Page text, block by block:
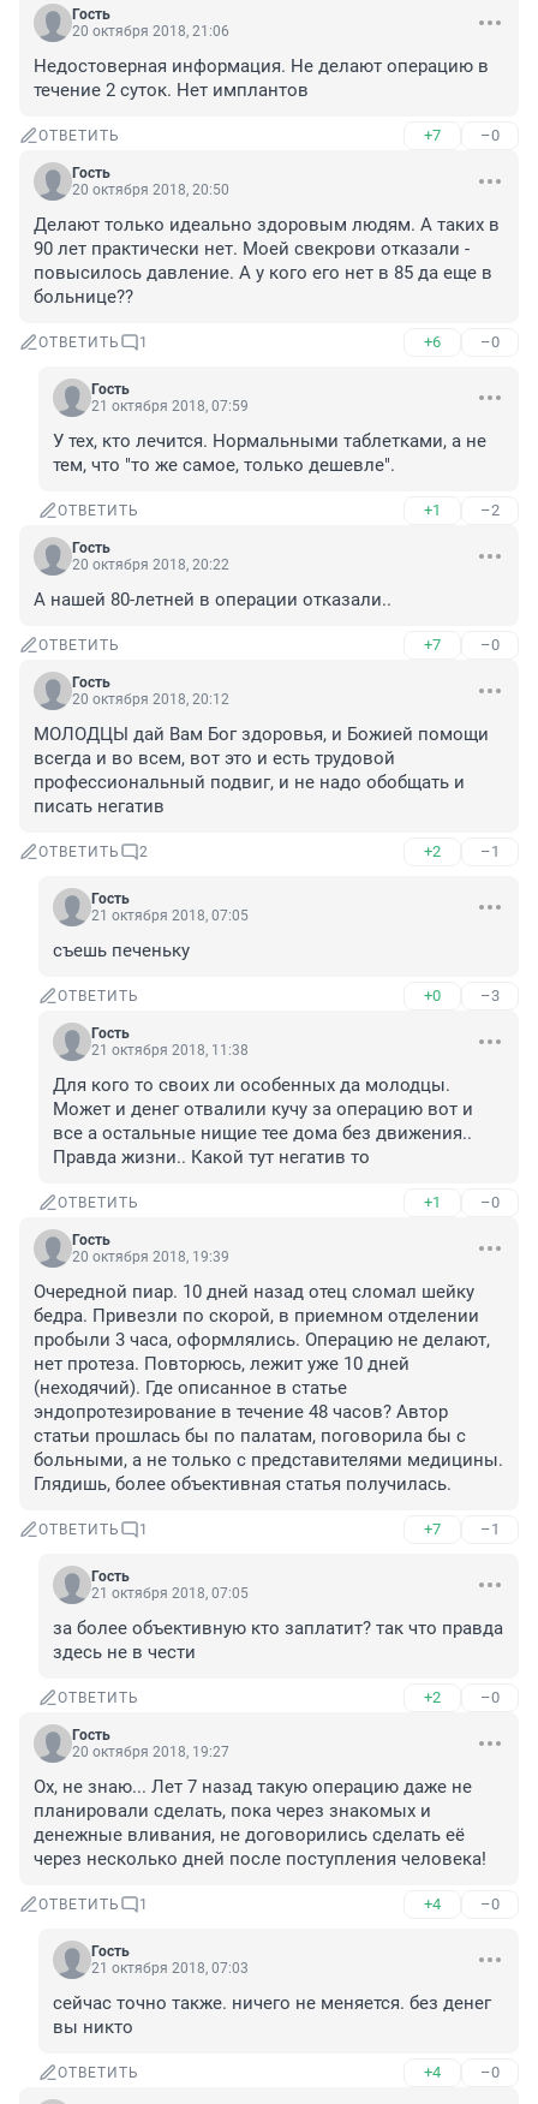
Гость
20 октября 2018, 21:06
Недостоверная информация. Не делают операцию в
течение 2 суток. Нет имплантов
ОТВЕТИТЬ +7 –0
Гость
20 октября 2018, 20:50
Делают только идеально здоровым людям. А таких в
90 лет практически нет. Моей свекрови отказали -
повысилось давление. А у кого его нет в 85 да еще в
больнице??
ОТВЕТИТЬ 1 +6 –0
Гость
21 октября 2018, 07:59
У тех, кто лечится. Нормальными таблетками, а не
тем, что "то же самое, только дешевле".
ОТВЕТИТЬ +1 –2
Гость
20 октября 2018, 20:22
А нашей 80-летней в операции отказали..
ОТВЕТИТЬ +7 –0
Гость
20 октября 2018, 20:12
МОЛОДЦЫ дай Вам Бог здоровья, и Божией помощи
всегда и во всем, вот это и есть трудовой
профессиональный подвиг, и не надо обобщать и
писать негатив
ОТВЕТИТЬ 2 +2 –1
Гость
21 октября 2018, 07:05
съешь печеньку
ОТВЕТИТЬ +0 –3
Гость
21 октября 2018, 11:38
Для кого то своих ли особенных да молодцы.
Может и денег отвалили кучу за операцию вот и
все а остальные нищие тее дома без движения..
Правда жизни.. Какой тут негатив то
ОТВЕТИТЬ +1 –0
Гость
20 октября 2018, 19:39
Очередной пиар. 10 дней назад отец сломал шейку
бедра. Привезли по скорой, в приемном отделении
пробыли 3 часа, оформлялись. Операцию не делают,
нет протеза. Повторюсь, лежит уже 10 дней
(неходячий). Где описанное в статье
эндопротезирование в течение 48 часов? Автор
статьи прошлась бы по палатам, поговорила бы с
больными, а не только с представителями медицины.
Глядишь, более объективная статья получилась.
ОТВЕТИТЬ 1 +7 –1
Гость
21 октября 2018, 07:05
за более объективную кто заплатит? так что правда
здесь не в чести
ОТВЕТИТЬ +2 –0
Гость
20 октября 2018, 19:27
Ох, не знаю... Лет 7 назад такую операцию даже не
планировали сделать, пока через знакомых и
денежные вливания, не договорились сделать её
через несколько дней после поступления человека!
ОТВЕТИТЬ 1 +4 –0
Гость
21 октября 2018, 07:03
сейчас точно также. ничего не меняется. без денег
вы никто
ОТВЕТИТЬ +4 –0